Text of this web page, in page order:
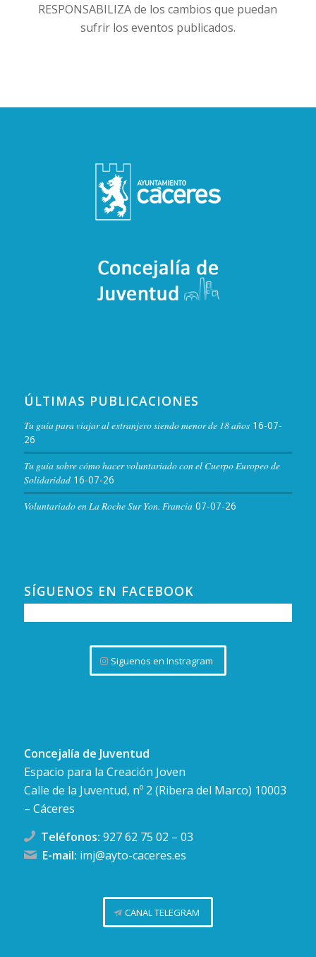
RESPONSABILIZA de los cambios que puedan
sufrir los eventos publicados.
ÚLTIMAS PUBLICACIONES
Tu guía para viajar al extranjero siendo menor de 18 años 16-07-
26
Tu guía sobre cómo hacer voluntariado con el Cuerpo Europeo de
Solidaridad 16-07-26
Voluntariado en La Roche Sur Yon. Francia 07-07-26
SÍGUENOS EN FACEBOOK
Siguenos en Instragram
Concejalía de Juventud
Espacio para la Creación Joven
Calle de la Juventud, nº 2 (Ribera del Marco) 10003
– Cáceres
Teléfonos: 927 62 75 02 – 03
E-mail: imj@ayto-caceres.es
CANAL TELEGRAM